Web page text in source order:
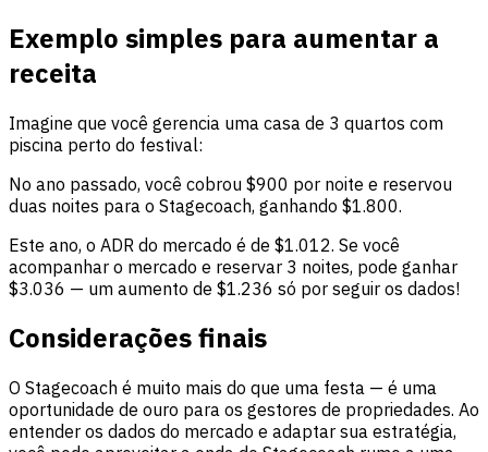
Exemplo simples para aumentar a
receita
Imagine que você gerencia uma casa de 3 quartos com
piscina perto do festival:
No ano passado, você cobrou $900 por noite e reservou
duas noites para o Stagecoach, ganhando $1.800.
Este ano, o ADR do mercado é de $1.012. Se você
acompanhar o mercado e reservar 3 noites, pode ganhar
$3.036 — um aumento de $1.236 só por seguir os dados!
Considerações finais
O Stagecoach é muito mais do que uma festa — é uma
oportunidade de ouro para os gestores de propriedades. Ao
entender os dados do mercado e adaptar sua estratégia,